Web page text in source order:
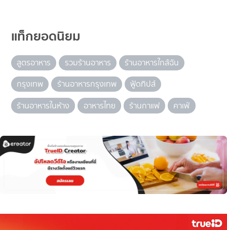
แท็กยอดนิยม
สูตรอาหาร รวมร้านอาหาร
ร้านอาหารใกล้ฉัน
กรุงเทพ
ร้านอาหารกรุงเทพ
ฟู้ดทิปส์
ร้านอาหารในห้าง
อาหารไทย ร้านกาแฟ คาเฟ่